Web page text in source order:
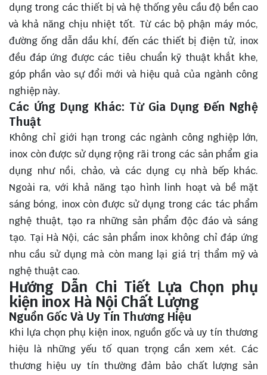
dụng trong các thiết bị và hệ thống yêu cầu độ bền cao
và khả năng chịu nhiệt tốt. Từ các bộ phận máy móc,
đường ống dẫn dầu khí, đến các thiết bị điện tử, inox
đều đáp ứng được các tiêu chuẩn kỹ thuật khắt khe,
góp phần vào sự đổi mới và hiệu quả của ngành công
nghiệp này.
Các Ứng Dụng Khác: Từ Gia Dụng Đến Nghệ
Thuật
Không chỉ giới hạn trong các ngành công nghiệp lớn,
inox còn được sử dụng rộng rãi trong các sản phẩm gia
dụng như nồi, chảo, và các dụng cụ nhà bếp khác.
Ngoài ra, với khả năng tạo hình linh hoạt và bề mặt
sáng bóng, inox còn được sử dụng trong các tác phẩm
nghệ thuật, tạo ra những sản phẩm độc đáo và sáng
tạo. Tại Hà Nội, các sản phẩm inox không chỉ đáp ứng
nhu cầu sử dụng mà còn mang lại giá trị thẩm mỹ và
nghệ thuật cao.
Hướng Dẫn Chi Tiết Lựa Chọn phụ
kiện inox Hà Nội Chất Lượng
Nguồn Gốc Và Uy Tín Thương Hiệu
Khi lựa chọn phụ kiện inox, nguồn gốc và uy tín thương
hiệu là những yếu tố quan trọng cần xem xét. Các
thương hiệu uy tín thường đảm bảo chất lượng sản